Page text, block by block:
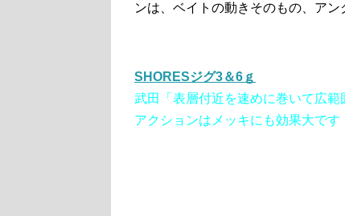
ンは、ベイトの動きそのもの、アン
SHORESジグ3＆6ｇ
武田「表層付近を速めに巻いて広
アクションはメッキにも効果大です